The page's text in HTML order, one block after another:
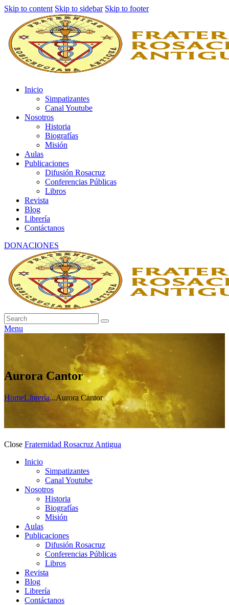
Skip to content Skip to sidebar Skip to footer
Inicio
Simpatizantes
Canal Youtube
Nosotros
Historia
Biografías
Misión
Aulas
Publicaciones
Difusión Rosacruz
Conferencias Públicas
Libros
Revista
Blog
Librería
Contáctanos
DONACIONES
Menu
Aurora Cantor
HomeLibrería...Aurora Cantor
Close Fraternidad Rosacruz Antigua
Inicio
Simpatizantes
Canal Youtube
Nosotros
Historia
Biografías
Misión
Aulas
Publicaciones
Difusión Rosacruz
Conferencias Públicas
Libros
Revista
Blog
Librería
Contáctanos